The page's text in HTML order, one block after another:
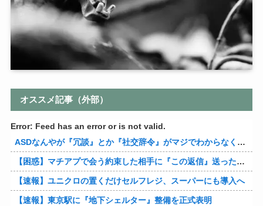
オススメ記事（外部）
Error: Feed has an error or is not valid.
ASDなんやが『冗談』とか『社交辞令』がマジでわからなくて怖い
【困惑】マチアプで会う約束した相手に『この返信』送ったらブロックされたんやが…
【速報】ユニクロの置くだけセルフレジ、スーパーにも導入へ
【速報】東京駅に『地下シェルター』整備を正式表明